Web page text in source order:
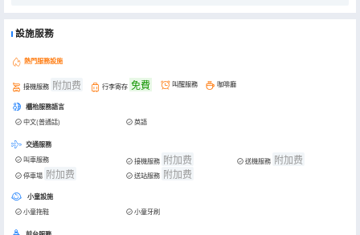
設施服務
熱門服務設施
接機服務 附加费 行李寄存 免費 叫醒服務 咖啡廳
櫃枱服務語言
中文(普通話) 英語
交通服務
叫車服務 接機服務 附加费 送機服務 附加费
停車場 附加费 送站服務 附加费
小童設施
小童拖鞋 小童牙刷